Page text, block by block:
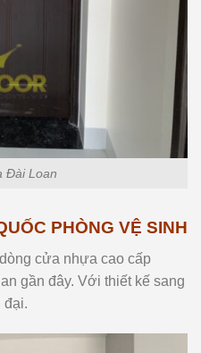
Đài Loan
PHÒNG VỆ SINH
cửa nhựa cao cấp
gần đây. Với thiết kế sang
đại.